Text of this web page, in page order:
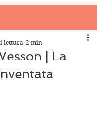
| La
lettura: 2 min